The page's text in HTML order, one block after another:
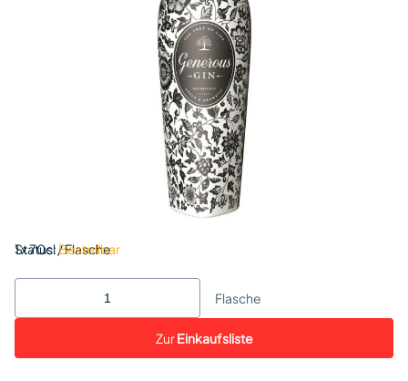
Status:Bestellbar
1 x 70cl / Flasche
Flasche
ZurEinkaufsliste